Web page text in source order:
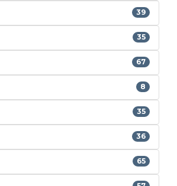
39
35
67
8
35
36
65